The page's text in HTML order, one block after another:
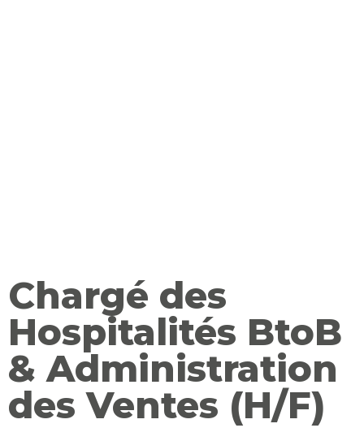
Chargé des
Hospitalités BtoB
& Administration
des Ventes (H/F)